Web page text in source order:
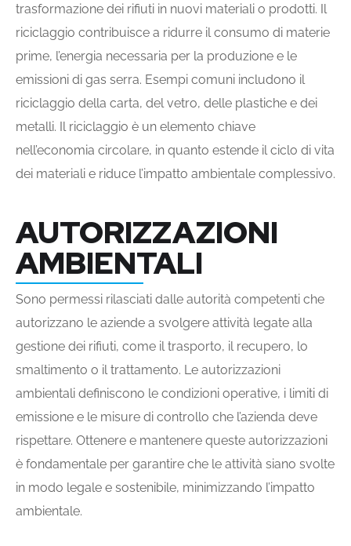
trasformazione dei rifiuti in nuovi materiali o prodotti. Il
riciclaggio contribuisce a ridurre il consumo di materie
prime, l’energia necessaria per la produzione e le
emissioni di gas serra. Esempi comuni includono il
riciclaggio della carta, del vetro, delle plastiche e dei
metalli. Il riciclaggio è un elemento chiave
nell’economia circolare, in quanto estende il ciclo di vita
dei materiali e riduce l’impatto ambientale complessivo.
AUTORIZZAZIONI
AMBIENTALI
Sono permessi rilasciati dalle autorità competenti che
autorizzano le aziende a svolgere attività legate alla
gestione dei rifiuti, come il trasporto, il recupero, lo
smaltimento o il trattamento. Le autorizzazioni
ambientali definiscono le condizioni operative, i limiti di
emissione e le misure di controllo che l’azienda deve
rispettare. Ottenere e mantenere queste autorizzazioni
è fondamentale per garantire che le attività siano svolte
in modo legale e sostenibile, minimizzando l’impatto
ambientale.